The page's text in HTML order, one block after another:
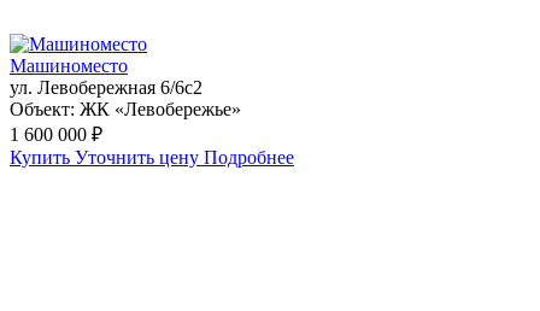
Машиноместо
ул. Левобережная 6/6с2
Объект: ЖК «Левобережье»
1 600 000 ₽
Купить Уточнить цену Подробнее